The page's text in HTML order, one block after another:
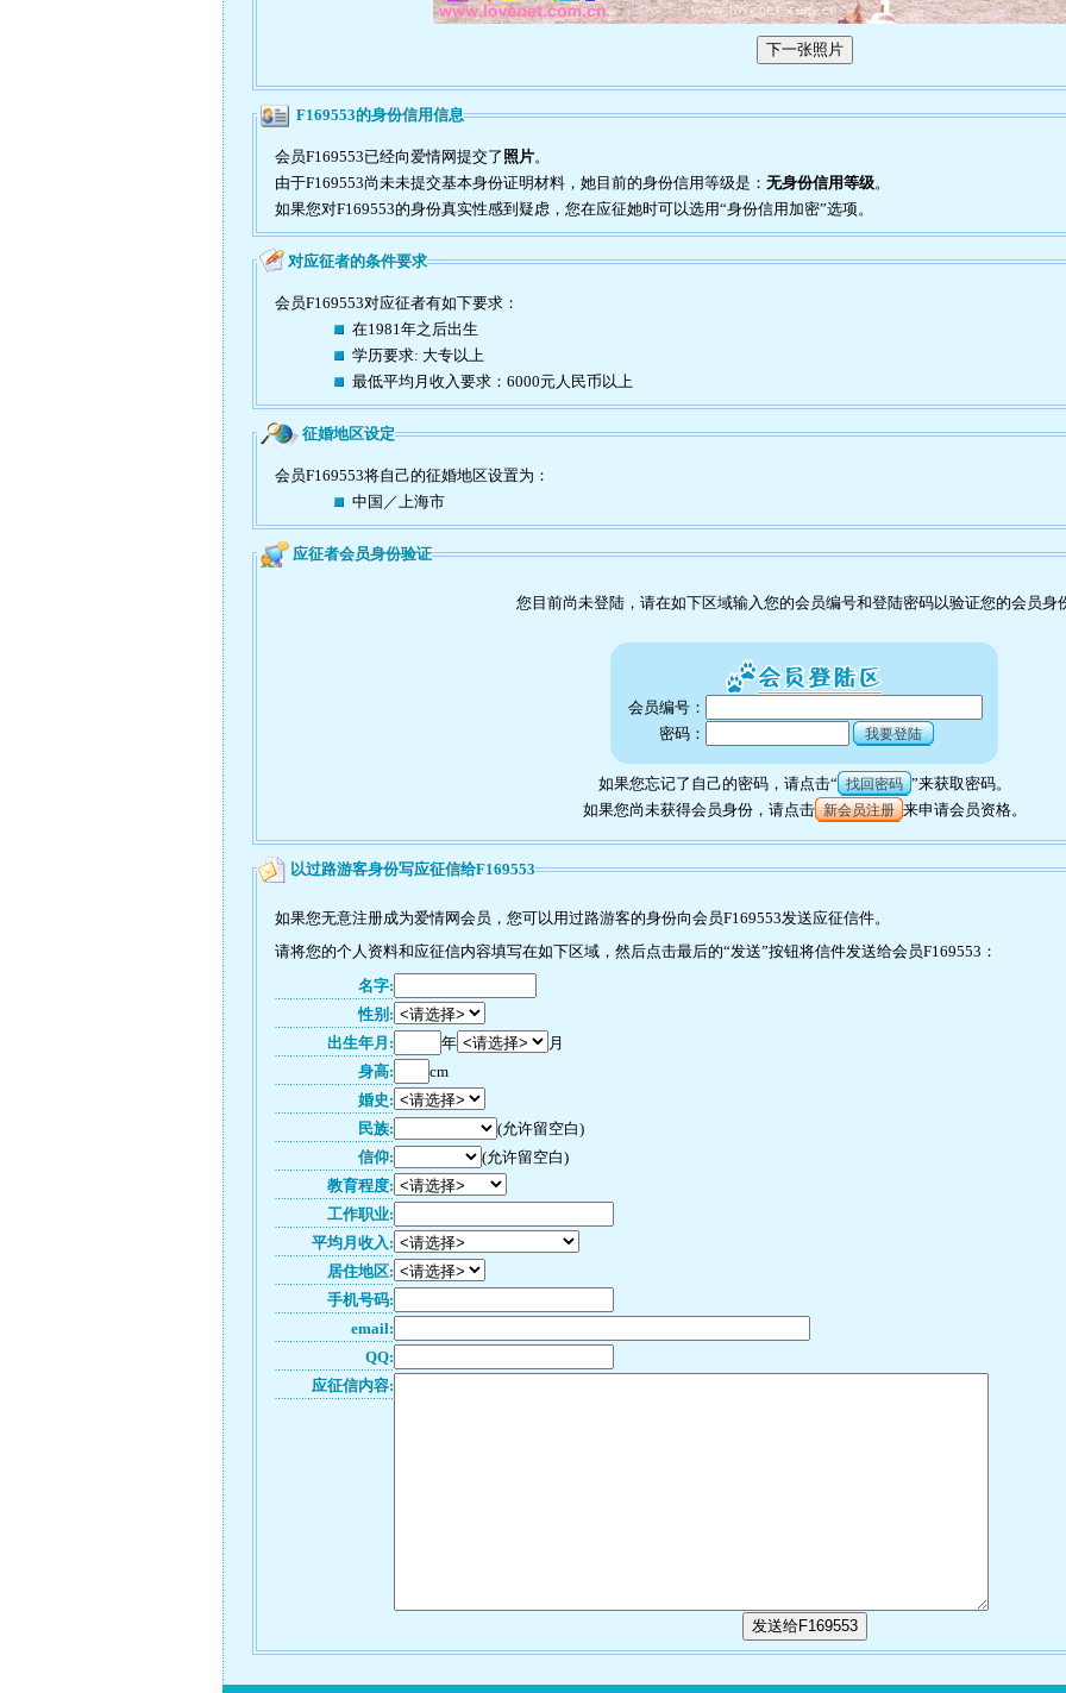
F169553的身份信用信息
会员F169553已经向爱情网提交了 照片。
由于F169553尚未未提交基本身份证明材料，她目前的身份信用等级是： 无身份信用等级。
如果您对F169553的身份真实性感到疑虑，您在应征她时可以选用“身份信用加密”选项。
对应征者的条件要求
会员F169553对应征者有如下要求：
在1981年之后出生
学历要求: 大专以上
最低平均月收入要求：6000元人民币以上
征婚地区设定
会员F169553将自己的征婚地区设置为：
中国／上海市
应征者会员身份验证
您目前尚未登陆，请在如下区域输入您的会员编号和登陆密码以验证您的会员身
会员编号：
密码：
我要登陆
如果您忘记了自己的密码，请点击“ 找回密码 ”来获取密码。
如果您尚未获得会员身份，请点击 新会员注册 来申请会员资格。
以过路游客身份写应征信给F169553
如果您无意注册成为爱情网会员，您可以用过路游客的身份向会员F169553发送应征信件。
请将您的个人资料和应征信内容填写在如下区域，然后点击最后的“发送”按钮将信件发送给会员F169553：
名字:
性别:
出生年月:
年
月
身高:
cm
婚史:
民族:
(允许留空白)
信仰:
(允许留空白)
教育程度:
工作职业:
平均月收入:
居住地区:
手机号码:
email:
QQ:
应征信内容:
发送给F169553